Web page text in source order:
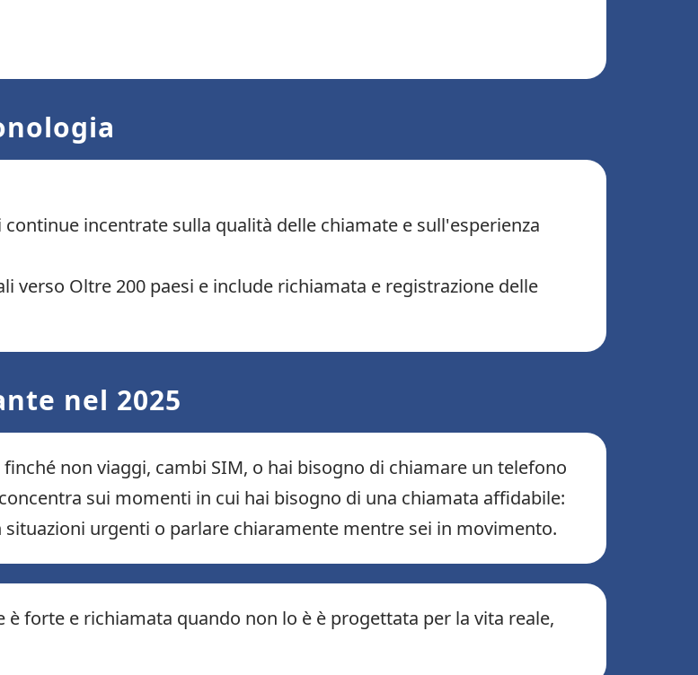
incentrate sulla qualità delle chiamate e sull'esperienza
verso Oltre 200 paesi e include richiamata e registrazione delle
nel 2025
non viaggi, cambi SIM, o hai bisogno di chiamare un telefono
sui momenti in cui hai bisogno di una chiamata affidabile:
urgenti o parlare chiaramente mentre sei in movimento.
è forte e richiamata quando non lo è è progettata per la vita reale,